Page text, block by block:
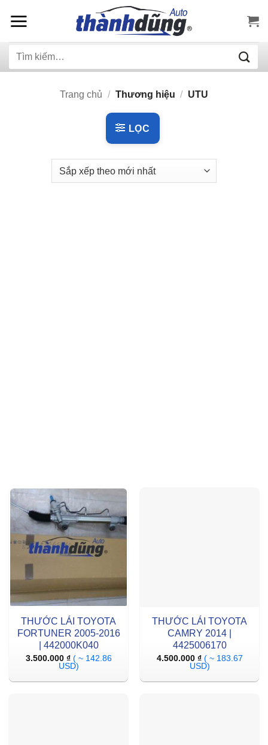
qua
dung
Tìm
Trang chủ / Thương hiệu / UTU
LỌC
THƯỚC LÁI TOYOTA
FORTUNER 2005-2016
| 442000K040
3.500.000 ₫ ( ~ 142.86
USD)
THƯỚC LÁI TOYOTA
CAMRY 2014 |
4425006170
4.500.000 ₫ ( ~ 183.67
USD)